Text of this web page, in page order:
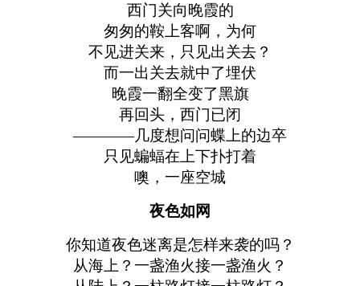
西门关向晚霞的
匆匆的鞍上客啊，为何
不见进关来，只见出关去？
而一出关去就中了埋伏
晚霞一翻全变了黑旗
再回头，西门已闭
————几度想问问蝶上的边卒
只见蝙蝠在上下扑打着
噢，一座空城
夜色如网
你知道夜色迷离是怎样来袭的吗？
从海上？一盏渔火接一盏渔火？